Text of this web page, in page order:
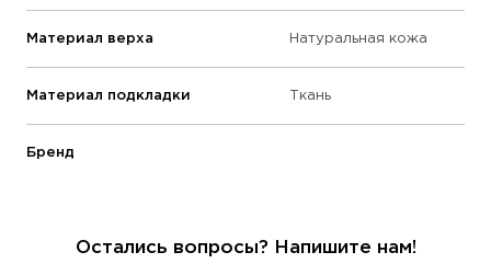
Материал верха Натуральная кожа
Материал подкладки Ткань
Бренд
Остались вопросы? Напишите нам!